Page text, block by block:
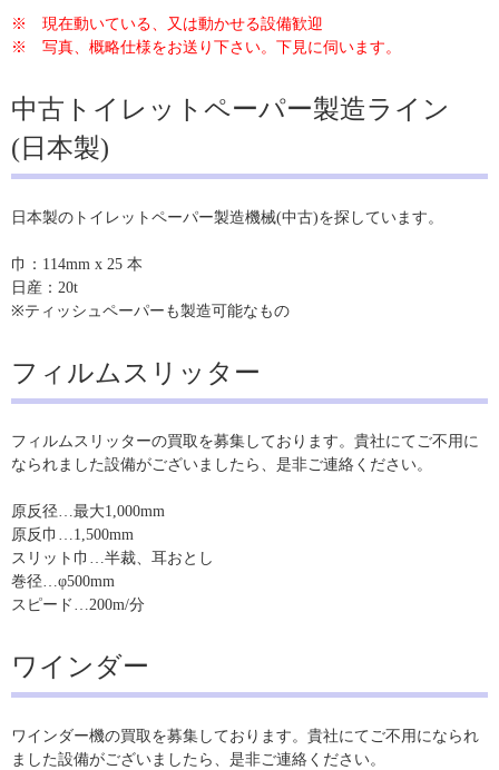
※ 現在動いている、又は動かせる設備歓迎
※ 写真、概略仕様をお送り下さい。下見に伺います。
中古トイレットペーパー製造ライン
(日本製)
日本製のトイレットペーパー製造機械(中古)を探しています。
巾：114mm x 25 本
日産：20t
※ティッシュペーパーも製造可能なもの
フィルムスリッター
フィルムスリッターの買取を募集しております。貴社にてご不用に
なられました設備がございましたら、是非ご連絡ください。
原反径…最大1,000mm
原反巾…1,500mm
スリット巾…半裁、耳おとし
巻径…φ500mm
スピード…200m/分
ワインダー
ワインダー機の買取を募集しております。貴社にてご不用になられ
ました設備がございましたら、是非ご連絡ください。